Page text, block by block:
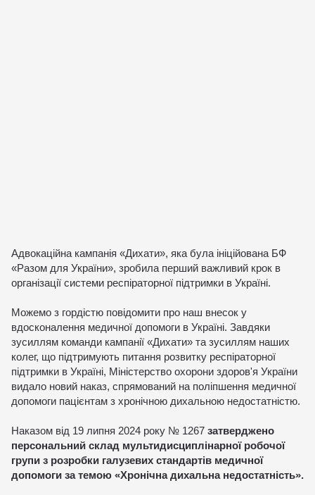
Адвокаційна кампанія «Дихати», яка була ініційована БФ
«Разом для України», зробила перший важливий крок в
організації системи респіраторної підтримки в Україні.
Можемо з гордістю повідомити про наш внесок у
вдосконалення медичної допомоги в Україні. Завдяки
зусиллям команди кампанії «Дихати» та зусиллям наших
колег, що підтримують питання розвитку респіраторної
підтримки в Україні, Міністерство охорони здоров'я України
видало новий наказ, спрямований на поліпшення медичної
допомоги пацієнтам з хронічною дихальною недостатністю.
Наказом від 19 липня 2024 року № 1267 затверджено
персональний склад мультидисциплінарної робочої
групи з розробки галузевих стандартів медичної
допомоги за темою «Хронічна дихальна недостатність».